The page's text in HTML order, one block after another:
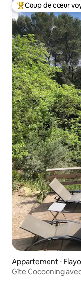
Coups de cœur
Coup de cœur
Appartement ⋅
Gîte Cocooning